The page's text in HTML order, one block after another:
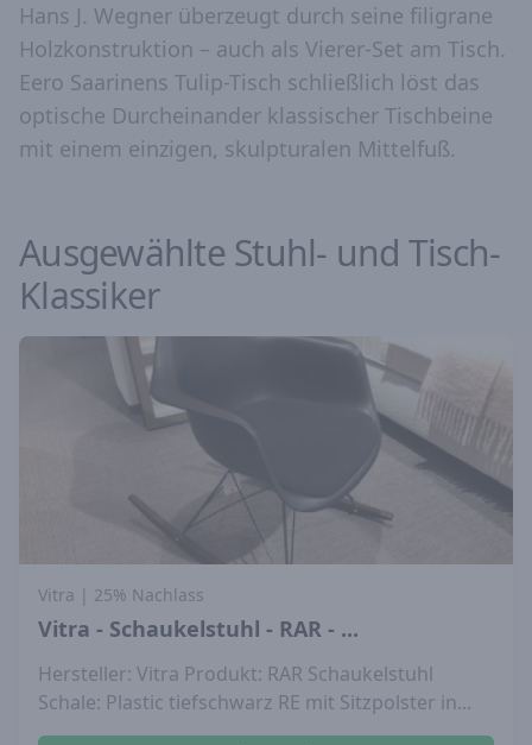
Hans J. Wegner überzeugt durch seine filigrane
Holzkonstruktion – auch als Vierer-Set am Tisch.
Eero Saarinens Tulip-Tisch schließlich löst das
optische Durcheinander klassischer Tischbeine
mit einem einzigen, skulpturalen Mittelfuß.
Ausgewählte Stuhl- und Tisch-
Klassiker
Vitra | 25% Nachlass
Vitra - Schaukelstuhl - RAR - ...
Hersteller: Vitra Produkt: RAR Schaukelstuhl
Schale: Plastic tiefschwarz RE mit Sitzpolster in...